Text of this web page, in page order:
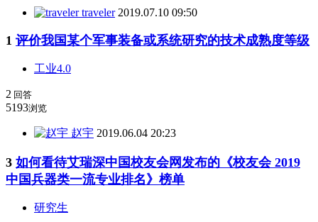
traveler 2019.07.10 09:50
1 评价我国某个军事装备或系统研究的技术成熟度等级
工业4.0
2 回答
5193浏览
赵宇 2019.06.04 20:23
3 如何看待艾瑞深中国校友会网发布的《校友会 2019
中国兵器类一流专业排名》榜单
研究生